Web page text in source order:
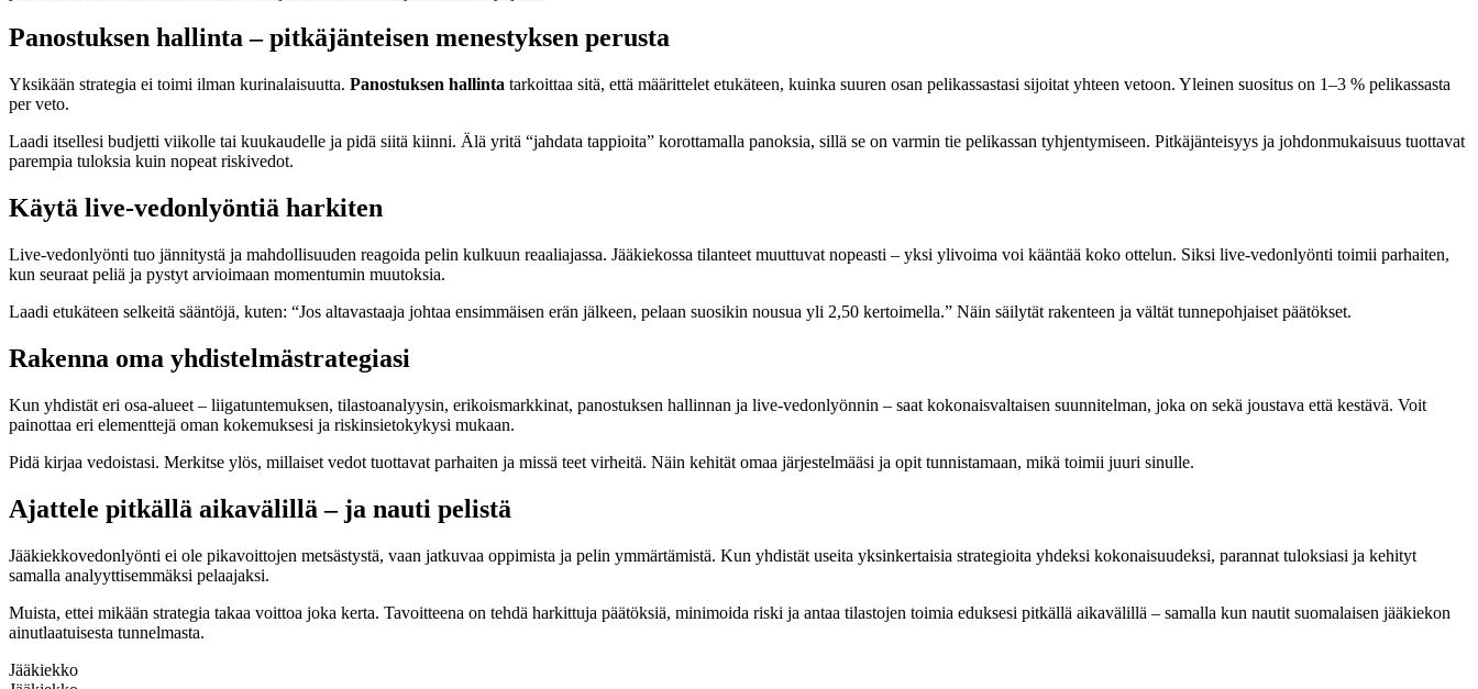
Panostuksen hallinta – pitkäjänteisen menestyksen perusta
Yksikään strategia ei toimi ilman kurinalaisuutta. Panostuksen hallinta tarkoittaa sitä, että määrittelet etukäteen, kuinka suuren osan pelikassastasi sijoitat yhteen vetoon. Yleinen suositus on 1–3 % pelikassasta
per veto.
Laadi itsellesi budjetti viikolle tai kuukaudelle ja pidä siitä kiinni. Älä yritä “jahdata tappioita” korottamalla panoksia, sillä se on varmin tie pelikassan tyhjentymiseen. Pitkäjänteisyys ja johdonmukaisuus tuottavat
parempia tuloksia kuin nopeat riskivedot.
Käytä live-vedonlyöntiä harkiten
Live-vedonlyönti tuo jännitystä ja mahdollisuuden reagoida pelin kulkuun reaaliajassa. Jääkiekossa tilanteet muuttuvat nopeasti – yksi ylivoima voi kääntää koko ottelun. Siksi live-vedonlyönti toimii parhaiten,
kun seuraat peliä ja pystyt arvioimaan momentumin muutoksia.
Laadi etukäteen selkeitä sääntöjä, kuten: “Jos altavastaaja johtaa ensimmäisen erän jälkeen, pelaan suosikin nousua yli 2,50 kertoimella.” Näin säilytät rakenteen ja vältät tunnepohjaiset päätökset.
Rakenna oma yhdistelmästrategiasi
Kun yhdistät eri osa-alueet – liigatuntemuksen, tilastoanalyysin, erikoismarkkinat, panostuksen hallinnan ja live-vedonlyönnin – saat kokonaisvaltaisen suunnitelman, joka on sekä joustava että kestävä. Voit
painottaa eri elementtejä oman kokemuksesi ja riskinsietokykysi mukaan.
Pidä kirjaa vedoistasi. Merkitse ylös, millaiset vedot tuottavat parhaiten ja missä teet virheitä. Näin kehität omaa järjestelmääsi ja opit tunnistamaan, mikä toimii juuri sinulle.
Ajattele pitkällä aikavälillä – ja nauti pelistä
Jääkiekko­vedonlyönti ei ole pikavoittojen metsästystä, vaan jatkuvaa oppimista ja pelin ymmärtämistä. Kun yhdistät useita yksinkertaisia strategioita yhdeksi kokonaisuudeksi, parannat tuloksiasi ja kehityt
samalla analyyttisemmäksi pelaajaksi.
Muista, ettei mikään strategia takaa voittoa joka kerta. Tavoitteena on tehdä harkittuja päätöksiä, minimoida riski ja antaa tilastojen toimia eduksesi pitkällä aikavälillä – samalla kun nautit suomalaisen jääkiekon
ainutlaatuisesta tunnelmasta.
Jääkiekko